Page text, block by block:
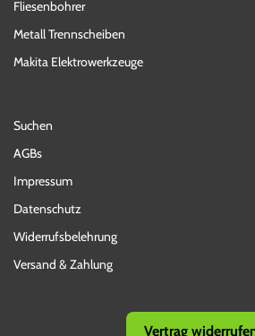
Fliesenbohrer
Metall Trennscheiben
Makita Elektrowerkzeuge
Suchen
AGBs
Impressum
Datenschutz
Widerrufsbelehrung
Versand & Zahlung
Vertrag